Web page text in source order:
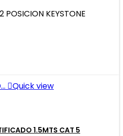
POSICION KEYSTONE
Quick view
1.5MTS CAT 5